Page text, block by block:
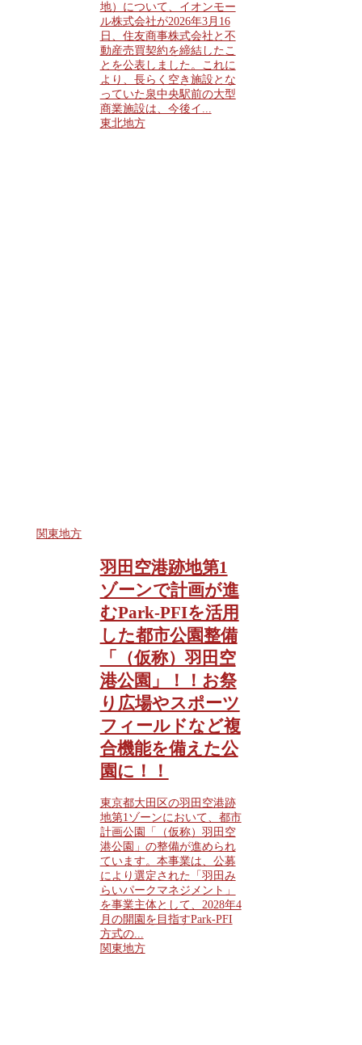
地）について、イオンモー
ル株式会社が2026年3月16
日、住友商事株式会社と不
動産売買契約を締結したこ
とを公表しました。これに
より、長らく空き施設とな
っていた泉中央駅前の大型
商業施設は、今後イ...
東北地方
関東地方
羽田空港跡地第1
ゾーンで計画が進
むPark-PFIを活用
した都市公園整備
「（仮称）羽田空
港公園」！！お祭
り広場やスポーツ
フィールドなど複
合機能を備えた公
園に！！
東京都大田区の羽田空港跡
地第1ゾーンにおいて、都市
計画公園「（仮称）羽田空
港公園」の整備が進められ
ています。本事業は、公募
により選定された「羽田み
らいパークマネジメント」
を事業主体として、2028年4
月の開園を目指すPark-PFI
方式の...
関東地方